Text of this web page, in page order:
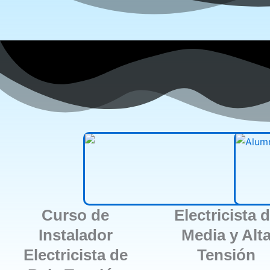
Curso de
Instalador
Electricista de
Electricista
Media y
Tensión